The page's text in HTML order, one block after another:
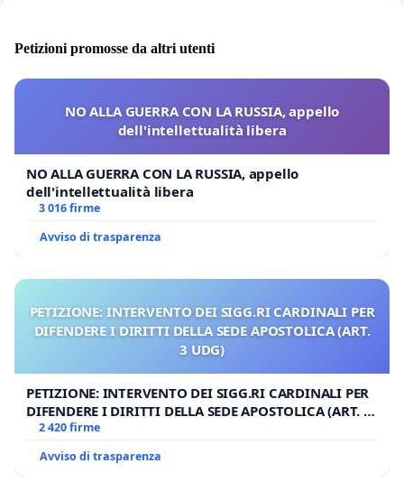
Petizioni promosse da altri utenti
NO ALLA GUERRA CON LA RUSSIA, appello
dell'intellettualità libera
NO ALLA GUERRA CON LA RUSSIA, appello
dell'intellettualità libera
3 016 firme
Avviso di trasparenza
PETIZIONE: INTERVENTO DEI SIGG.RI CARDINALI PER
DIFENDERE I DIRITTI DELLA SEDE APOSTOLICA (ART.
3 UDG)
PETIZIONE: INTERVENTO DEI SIGG.RI CARDINALI PER
DIFENDERE I DIRITTI DELLA SEDE APOSTOLICA (ART. 3
UDG)
2 420 firme
Avviso di trasparenza